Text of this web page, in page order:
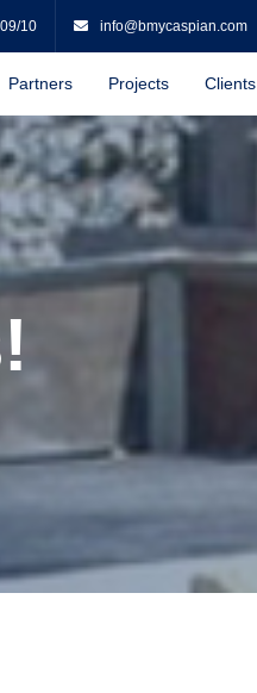
10 info@bmycaspian.com
Partners Projects Clients